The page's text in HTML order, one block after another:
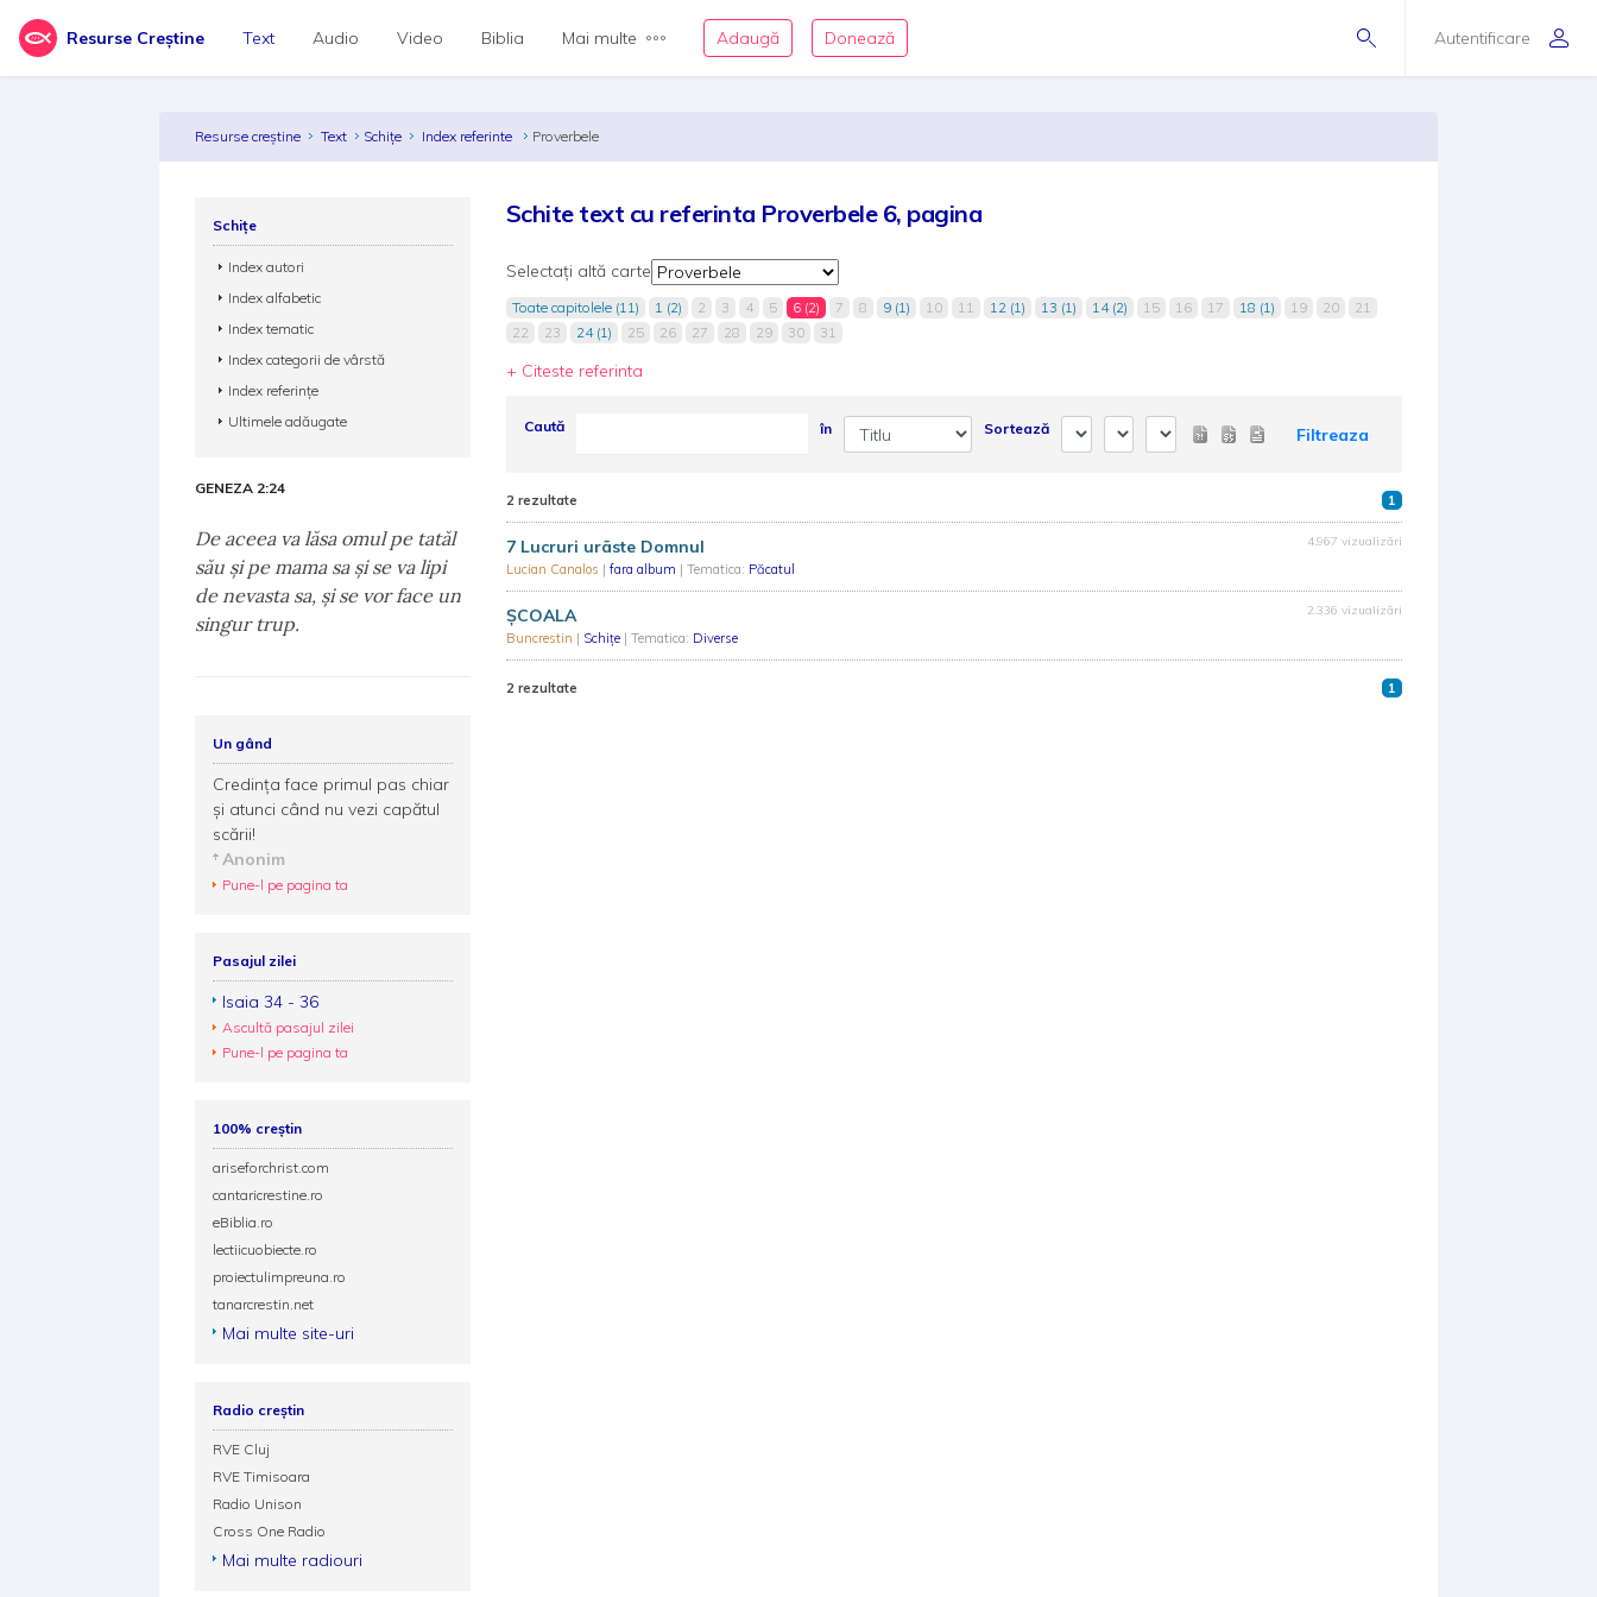
Resurse Creștine Autentificare
Text Audio Video Biblia Mai multe Adaugă Donează
Resurse creștine Text Schițe Index referinte Proverbele
Schite text cu referinta Proverbele 6, pagina
Selectați altă carte
Toate capitolele (11) 1 (2) 2 3 4 5 6 (2) 7 8 9 (1) 10 11 12 (1) 13 (1) 14 (2) 15 16 17 18 (1) 19 20
21
22
23 24 (1) 25 26 27 28 29 30 31
+ Citeste referinta
Caută în Sortează Filtreaza
2 rezultate 1
7 Lucruri urãste Domnul
Lucian Canalos | fara album | Tematica: Păcatul
4.967 vizualizări
ŞCOALA
Buncrestin | Schiţe | Tematica: Diverse
2.336 vizualizări
2 rezultate 1
Schițe
Index autori
Index alfabetic
Index tematic
Index categorii de vârstă
Index referințe
Ultimele adăugate
GENEZA 2:24
De aceea va lăsa omul pe tatăl
său şi pe mama sa şi se va lipi
de nevasta sa, şi se vor face un
singur trup.
Un gând
Credinţa face primul pas chiar
şi atunci când nu vezi capătul
scării!
Anonim
Pune-l pe pagina ta
Pasajul zilei
Isaia 34 - 36
Ascultă pasajul zilei
Pune-l pe pagina ta
100% creștin
ariseforchrist.com
cantaricrestine.ro
eBiblia.ro
lectiicuobiecte.ro
proiectulimpreuna.ro
tanarcrestin.net
Mai multe site-uri
Radio creștin
RVE Cluj
RVE Timisoara
Radio Unison
Cross One Radio
Mai multe radiouri